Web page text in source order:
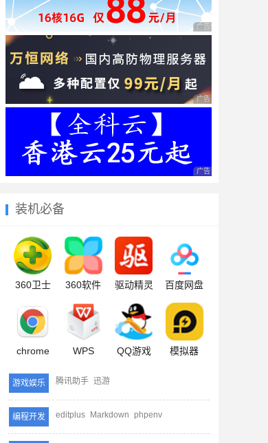
广告 商业广告，理性
广告 商业广告，理性
广告 商业广告，理性
装机必备
360卫士 360软件 驱动精灵 百度网盘
chrome WPS QQ游戏 模拟器
游戏娱乐 腾讯助手 迅游
编程开发 editplus Markdown phpenv